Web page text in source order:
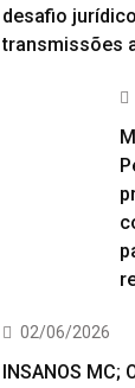
desafio
transmissões
02/06/2026
INSANOS MC;